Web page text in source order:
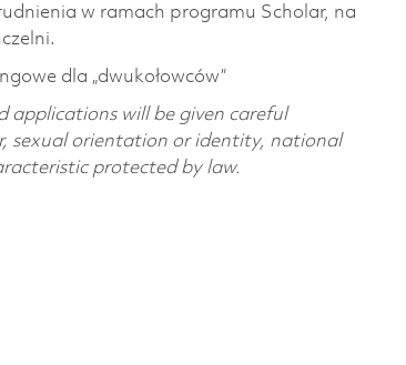
w ramach programu Scholar, na
dla „dwukołowców”
applications will be given careful
sexual orientation or identity, national
protected by law.